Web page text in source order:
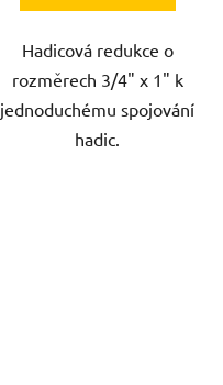
Hadicová redukce o
rozměrech 3/4" x 1" k
jednoduchému spojování
hadic.